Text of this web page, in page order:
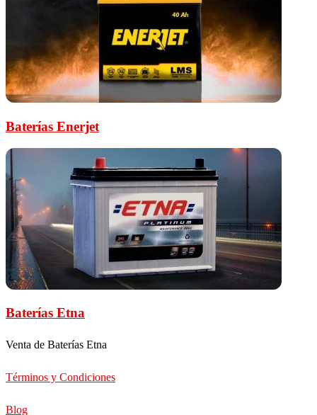
Baterías Enerjet
Baterías Etna
Venta de Baterías Etna
Términos y Condiciones
Blog